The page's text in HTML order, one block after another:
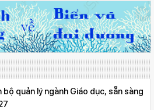
quản lý ngành Giáo dục, sẵn sàng